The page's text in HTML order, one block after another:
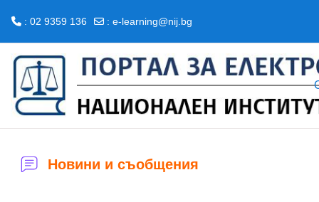
: 02 9359 136 : e-learning@nij.bg
Новини и съобщения